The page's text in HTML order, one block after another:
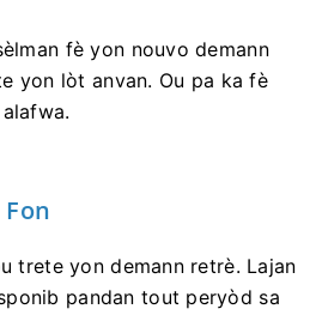
fè yon nouvo demann
yon lòt anvan. Ou pa ka fè
trete yon demann retrè. Lajan
pandan tout peryòd sa